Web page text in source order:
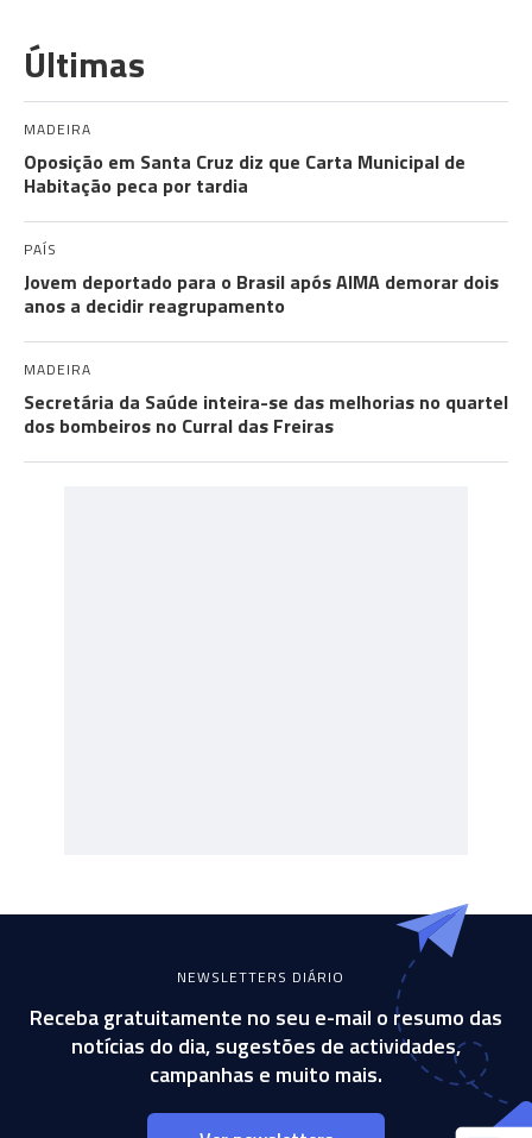
Últimas
MADEIRA
Oposição em Santa Cruz diz que Carta Municipal de
Habitação peca por tardia
PAÍS
Jovem deportado para o Brasil após AIMA demorar dois
anos a decidir reagrupamento
MADEIRA
Secretária da Saúde inteira-se das melhorias no quartel
dos bombeiros no Curral das Freiras
NEWSLETTERS DIÁRIO
Receba gratuitamente no seu e-mail o resumo das
notícias do dia, sugestões de actividades,
campanhas e muito mais.